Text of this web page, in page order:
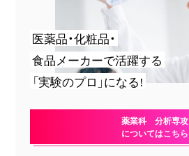
医薬品・化粧品・
食品メーカーで活躍する
「実験のプロ」になる!
薬業科 分析専攻
についてはこちら